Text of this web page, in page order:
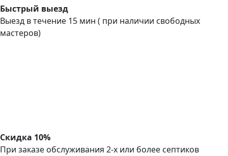
Быстрый выезд
Выезд в течение 15 мин ( при наличии свободных
мастеров)
Скидка 10%
При заказе обслуживания 2-х или более септиков